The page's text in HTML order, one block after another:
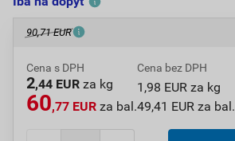
90,71 EUR
Cena s DPH
2,44 EUR za kg
60,77 EUR za bal.
Cena bez DPH
1,98 EUR za kg
49,41 EUR za bal.